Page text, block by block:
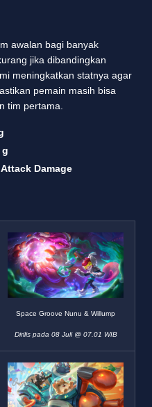
awalan bagi banyak
jika dibandingkan
meningkatkan statnya agar
pemain masih bisa
tim pertama.
g
Damage
Space Groove Nunu & Willump
Dirilis pada 08 Juli @ 07.01 WIB